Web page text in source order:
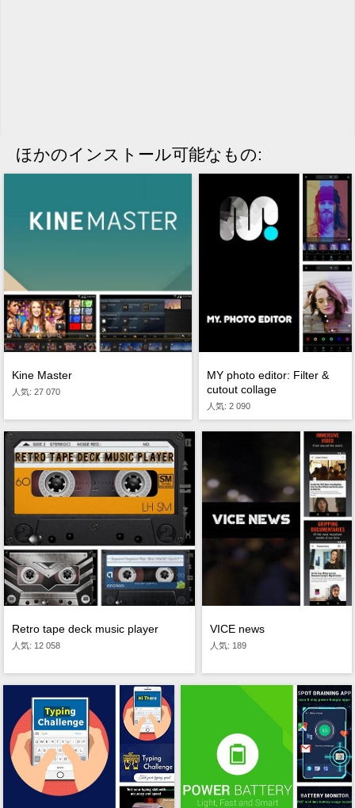
ほかのインストール可能なもの:
Kine Master
人気: 27 070
MY photo editor: Filter &
cutout collage
人気: 2 090
Retro tape deck music player
人気: 12 058
VICE news
人気: 189